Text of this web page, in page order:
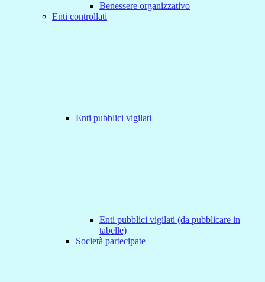
Benessere organizzativo
Enti controllati
Enti pubblici vigilati
Enti pubblici vigilati (da pubblicare in
tabelle)
Società partecipate